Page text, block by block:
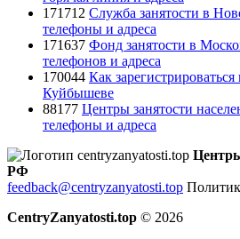
171712 Служба занятости в
телефоны и адреса
171637 Фонд занятости в
телефонов и адреса
170044 Как
Куйбышеве
88177 Центры занятости
телефоны и адреса
РФ
feedback@centryzanyatosti.top
CentryZanyatosti.top © 2026